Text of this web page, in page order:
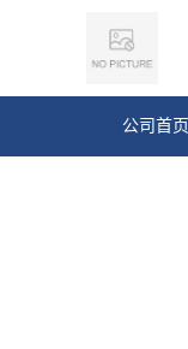
公司首页